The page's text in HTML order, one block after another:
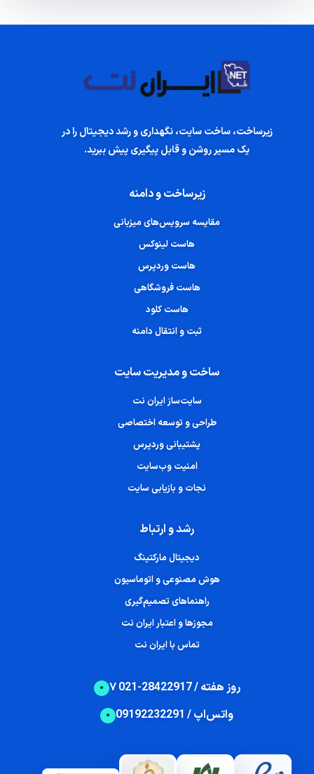
زیرساخت، ساخت سایت، نگهداری و رشد دیجیتال را در
یک مسیر روشن و قابل پیگیری پیش ببرید.
زیرساخت و دامنه
مقایسه سرویس‌های میزبانی
هاست لینوکس
هاست وردپرس
هاست فروشگاهی
هاست کلود
ثبت و انتقال دامنه
ساخت و مدیریت سایت
سایت‌ساز ایران نت
طراحی و توسعه اختصاصی
پشتیبانی وردپرس
امنیت وب‌سایت
نجات و بازیابی سایت
رشد و ارتباط
دیجیتال مارکتینگ
هوش مصنوعی و اتوماسیون
راهنماهای تصمیم‌گیری
مجوزها و اعتبار ایران نت
تماس با ایران نت
۷ روز هفته / 28422917-021
واتس‌اپ / 09192232291